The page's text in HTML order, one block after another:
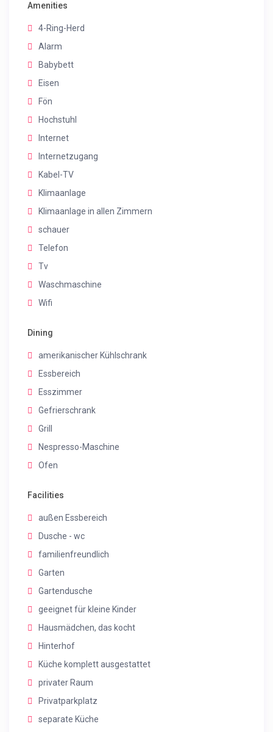
Amenities
4-Ring-Herd
Alarm
Babybett
Eisen
Fön
Hochstuhl
Internet
Internetzugang
Kabel-TV
Klimaanlage
Klimaanlage in allen Zimmern
schauer
Telefon
Tv
Waschmaschine
Wifi
Dining
amerikanischer Kühlschrank
Essbereich
Esszimmer
Gefrierschrank
Grill
Nespresso-Maschine
Ofen
Facilities
außen Essbereich
Dusche - wc
familienfreundlich
Garten
Gartendusche
geeignet für kleine Kinder
Hausmädchen, das kocht
Hinterhof
Küche komplett ausgestattet
privater Raum
Privatparkplatz
separate Küche